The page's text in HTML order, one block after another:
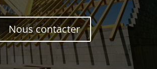
Nous contacter